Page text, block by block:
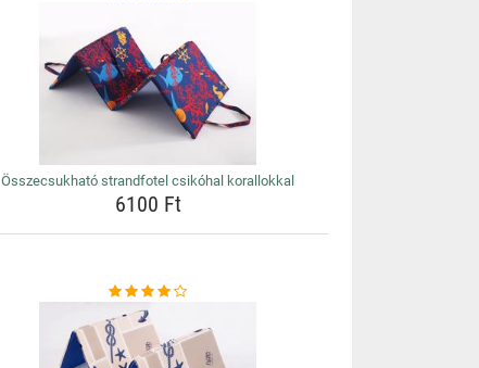
Összecsukható strandfotel csikóhal korallokkal
6100 Ft